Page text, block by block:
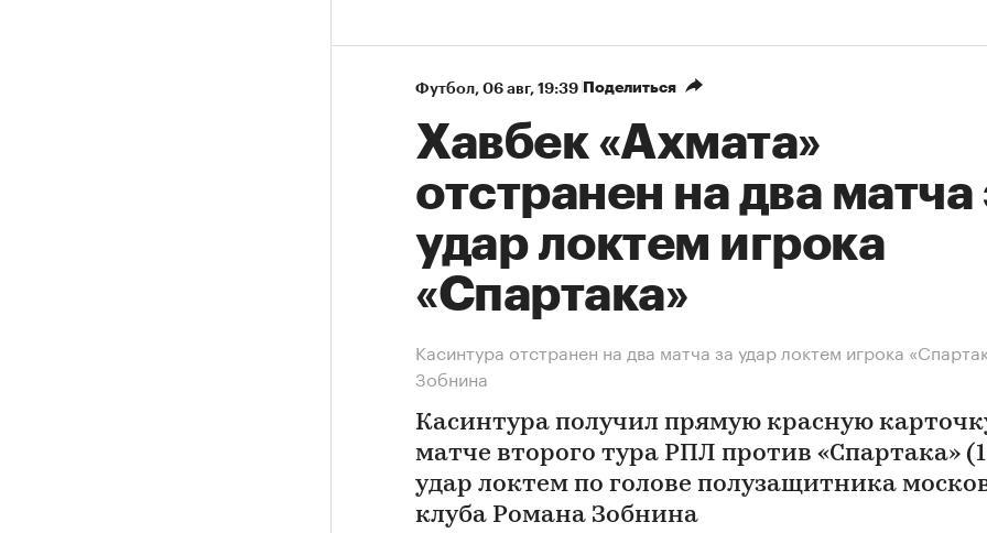
Футбол⁠, 06 авг, 19:39 Поделиться
Хавбек «Ахмата»
отстранен на два матча
удар локтем игрока
«Спартака»
Касинтура отстранен на два матча за удар локтем игрока
Зобнина
Касинтура получил прямую красную
матче второго тура РПЛ против «Спартака»
удар локтем по голове полузащитника
клуба Романа Зобнина